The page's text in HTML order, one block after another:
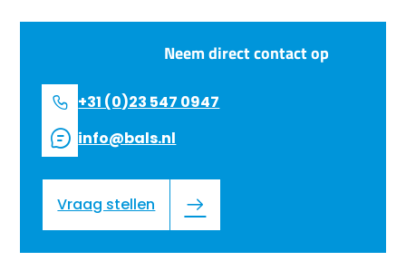
Neem direct contact op
+31 (0)23 547 0947
info@bals.nl
Vraag stellen